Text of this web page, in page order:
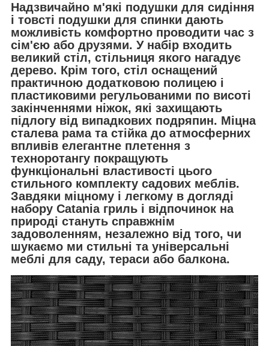
Надзвичайно м'які подушки для сидіння
і товсті подушки для спинки дають
можливість комфортно проводити час з
сім'єю або друзями. У набір входить
великий стіл, стільниця якого нагадує
дерево. Крім того, стіл оснащений
практичною додатковою полицею і
пластиковими регульованими по висоті
закінченнями ніжок, які захищають
підлогу від випадкових подряпин. Міцна
сталева рама та стійка до атмосферних
впливів елегантне плетення з
техноротангу покращують
функціональні властивості цього
стильного комплекту садових меблів.
Завдяки міцному і легкому в догляді
набору Catania гриль і відпочинок на
природі стануть справжнім
задоволенням, незалежно від того, чи
шукаємо ми стильні та універсальні
меблі для саду, тераси або балкона.